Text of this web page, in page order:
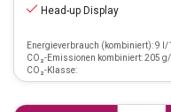
Head-up Display
Energieverbrauch (kombiniert): 9 l/
CO₂-Emissionen kombiniert: 205
CO₂-Klasse: